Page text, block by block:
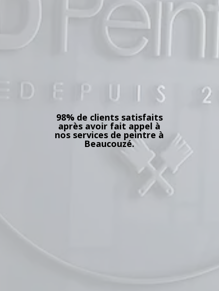
98% de clients satisfaits
après avoir fait appel à
nos services de peintre à
Beaucouzé.